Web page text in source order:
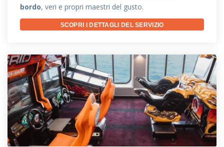
bordo, veri e propri maestri del gusto.
SCOPRI I DETTAGLI DEL SERVIZIO